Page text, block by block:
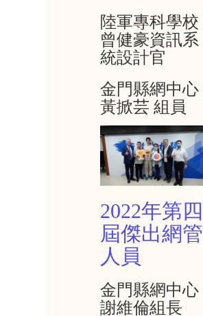
陸軍專科學校
曾健豪資訊系
統設計官
金門縣網中心
黃掀芸 組員
2022年第四
屆傑出網管
人員
金門縣網中心
謝維倫組長